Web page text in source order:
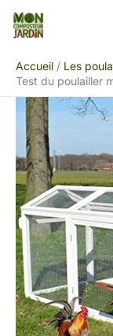
Aller
Accueil
Les
Test du poulailler
Rechercher